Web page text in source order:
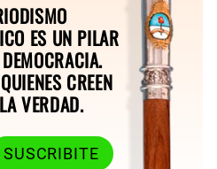
ES UN PILAR
CREEN
VERDAD.
SUSCRIBITE